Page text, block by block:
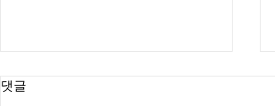
댓글